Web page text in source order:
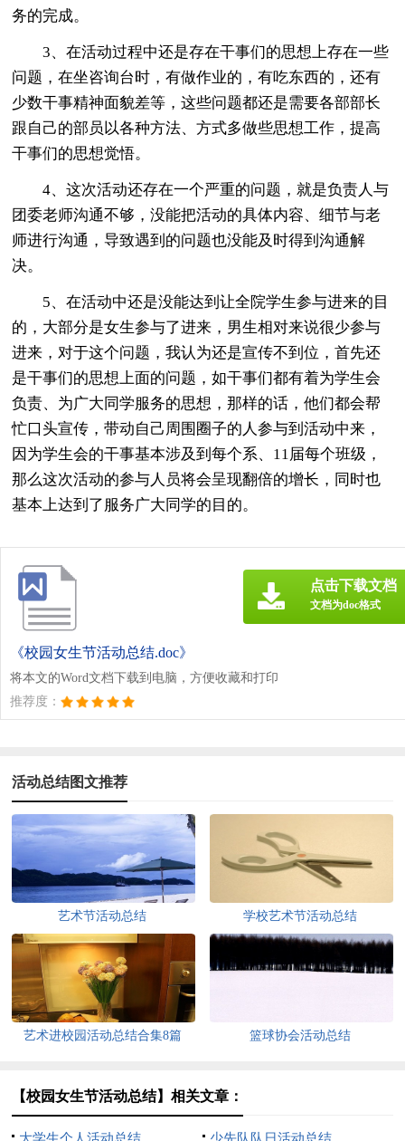
务的完成。
3、在活动过程中还是存在干事们的思想上存在一些
问题，在坐咨询台时，有做作业的，有吃东西的，还有
少数干事精神面貌差等，这些问题都还是需要各部部长
跟自己的部员以各种方法、方式多做些思想工作，提高
干事们的思想觉悟。
4、这次活动还存在一个严重的问题，就是负责人与
团委老师沟通不够，没能把活动的具体内容、细节与老
师进行沟通，导致遇到的问题也没能及时得到沟通解
决。
5、在活动中还是没能达到让全院学生参与进来的目
的，大部分是女生参与了进来，男生相对来说很少参与
进来，对于这个问题，我认为还是宣传不到位，首先还
是干事们的思想上面的问题，如干事们都有着为学生会
负责、为广大同学服务的思想，那样的话，他们都会帮
忙口头宣传，带动自己周围圈子的人参与到活动中来，
因为学生会的干事基本涉及到每个系、11届每个班级，
那么这次活动的参与人员将会呈现翻倍的增长，同时也
基本上达到了服务广大同学的目的。
《校园女生节活动总结.doc》
将本文的Word文档下载到电脑，方便收藏和打印
推荐度：
点击下载文档
文档为doc格式
活动总结图文推荐
艺术节活动总结 学校艺术节活动总结
艺术进校园活动总结合集8篇 篮球协会活动总结
【校园女生节活动总结】相关文章：
大学生个人活动总结 少先队队日活动总结